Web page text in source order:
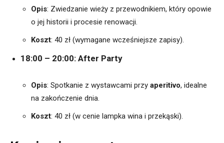
Opis: Zwiedzanie wieży z przewodnikiem, który opowie
o jej historii i procesie renowacji.
Koszt: 40 zł (wymagane wcześniejsze zapisy).
18:00 – 20:00: After Party
Opis: Spotkanie z wystawcami przy aperitivo, idealne
na zakończenie dnia.
Koszt: 40 zł (w cenie lampka wina i przekąski).